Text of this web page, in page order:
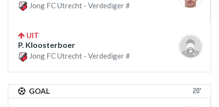
Jong FC Utrecht - Verdediger #
UIT
P. Kloosterboer
Jong FC Utrecht - Verdediger #
GOAL 20'